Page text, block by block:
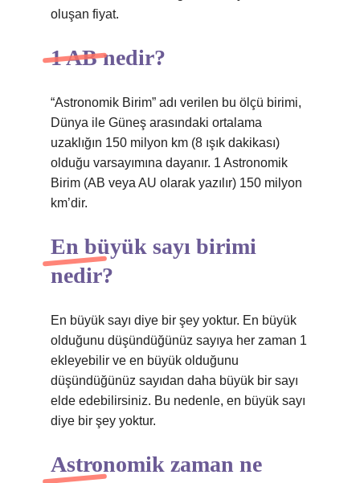
oluşan fiyat.
1 AB nedir?
“Astronomik Birim” adı verilen bu ölçü birimi,
Dünya ile Güneş arasındaki ortalama
uzaklığın 150 milyon km (8 ışık dakikası)
olduğu varsayımına dayanır. 1 Astronomik
Birim (AB veya AU olarak yazılır) 150 milyon
km’dir.
En büyük sayı birimi
nedir?
En büyük sayı diye bir şey yoktur. En büyük
olduğunu düşündüğünüz sayıya her zaman 1
ekleyebilir ve en büyük olduğunu
düşündüğünüz sayıdan daha büyük bir sayı
elde edebilirsiniz. Bu nedenle, en büyük sayı
diye bir şey yoktur.
Astronomik zaman ne